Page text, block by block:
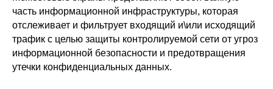
часть информационной инфраструктуры, которая
отслеживает и фильтрует входящий и\или исходящий
трафик с целью защиты контролируемой сети от угроз
информационной безопасности и предотвращения
утечки конфиденциальных данных.